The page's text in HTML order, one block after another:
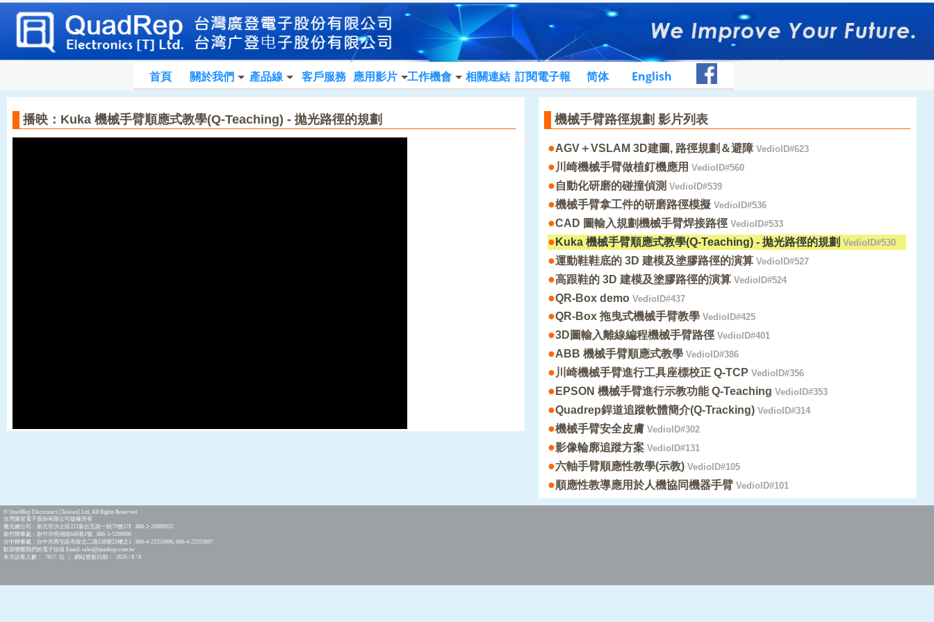
首頁 關於我們 產品線 客戶服務 應用影片 工作機會 相關連結 訂閱電子報 简体 English
播映：Kuka 機械手臂順應式教學(Q-Teaching) - 拋光路徑的規劃 機械手臂路徑規劃 影片列表
●AGV＋VSLAM 3D建圖, 路徑規劃＆避障 VedioID#623
● 川崎機械手臂做植釘機應用 VedioID#560
●自動化研磨的碰撞偵測 VedioID#539
●機械手臂拿工件的研磨路徑模擬 VedioID#536
●CAD 圖輸入規劃機械手臂焊接路徑 VedioID#533
● Kuka 機械手臂順應式教學(Q-Teaching) - 拋光路徑的規劃 VedioID#530
●運動鞋鞋底的 3D 建模及塗膠路徑的演算 VedioID#527
●高跟鞋的 3D 建模及塗膠路徑的演算 VedioID#524
●QR-Box demo VedioID#437
●QR-Box 拖曳式機械手臂教學 VedioID#425
●3D圖輸入離線編程機械手臂路徑 VedioID#401
●ABB 機械手臂順應式教學 VedioID#386
● 川崎機械手臂進行工具座標校正 Q-TCP VedioID#356
● EPSON 機械手臂進行示教功能 Q-Teaching VedioID#353
●Quadrep銲道追蹤軟體簡介(Q-Tracking) VedioID#314
●機械手臂安全皮膚 VedioID#302
●影像輪廓追蹤方案 VedioID#131
●六軸手臂順應性教學(示教) VedioID#105
●順應性教導應用於人機協同機器手臂 VedioID#101
© QuadRep Electronics [Taiwan] Ltd, All Rights Reserved
台灣廣登電子股份有限公司版權所有
臺北總公司：新北市汐止區221新台五路一段79號17F 886-2-26989933
新竹辦事處：新竹市明湖路648巷2號 886-3-5290090
台中辦事處：台中市西屯區市政北二路238號22樓之1 886-4-22553696; 886-4-22553697
歡迎聯繫我們的電子信箱 Email: sales@quadrep.com.tw
本月訪客人數： 7817 位 | 網站更新日期： 2026 / 8 / 8